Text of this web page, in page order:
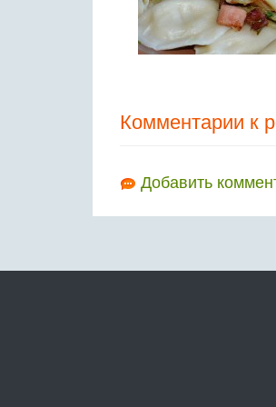
Комментарии к
Добавить